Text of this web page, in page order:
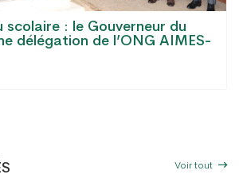
scolaire : le Gouverneur du
délégation de l’ONG AIMES-
Voir tout